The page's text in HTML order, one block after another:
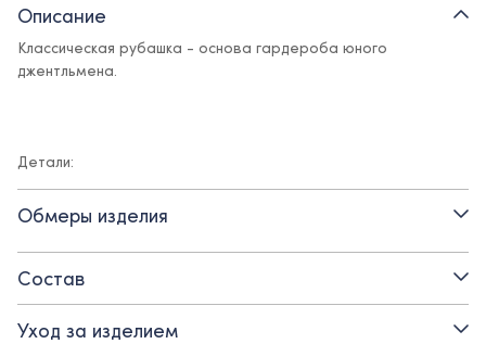
Описание
Классическая рубашка - основа гардероба юного
джентльмена.
Детали:
- рукав на манжете
- застежка на пуговицы
Обмеры изделия
Состав
Уход за изделием